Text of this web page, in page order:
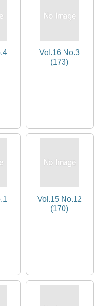
Vol.16 No.3
(173)
Vol.15 No.12
(170)